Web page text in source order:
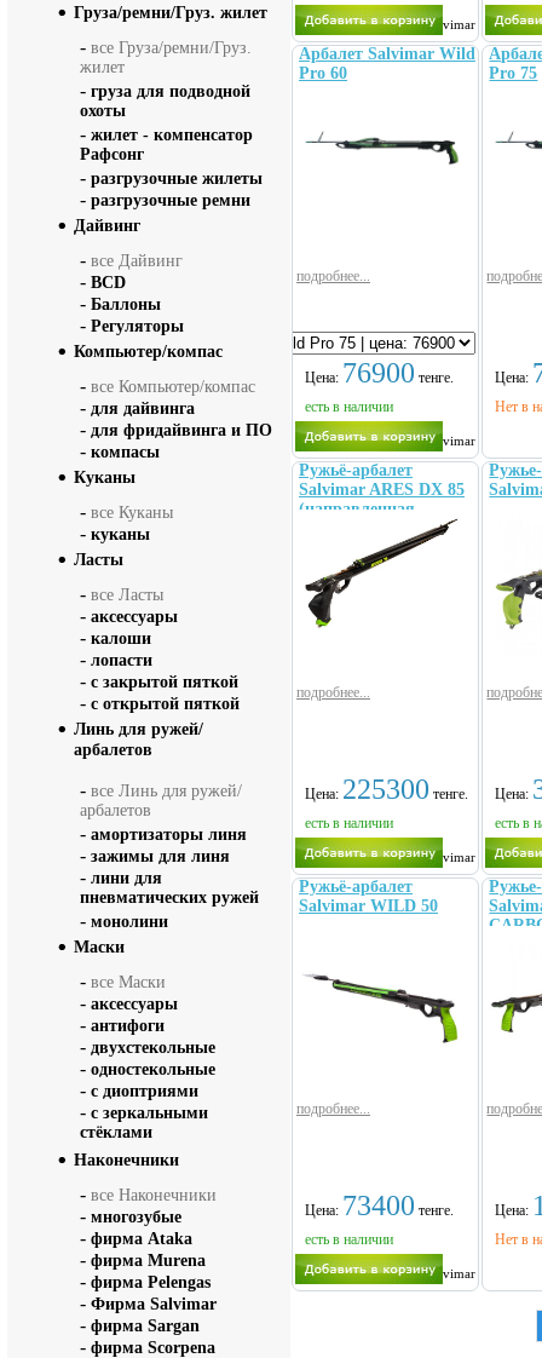
Salvimar
Арбалет Salvimar Wild
Pro 60
подробнее...
Salvimar
Цена: 76900 тенге.
есть в наличии
Pro 75
Цена:
Нет в
Ружьё-арбалет
Salvimar ARES DX 85
(направленная
рукоять под правую
подробнее...
Salvimar
Цена: 225300 тенге.
есть в наличии
Цена:
есть в
Ружьё-арбалет
Salvimar WILD 50
подробнее...
Salvimar
Цена: 73400 тенге.
есть в наличии
Цена:
Нет в
Груза/ремни/Груз. жилет
- все Груза/ремни/Груз.
жилет
- груза для подводной
охоты
- жилет - компенсатор
Рафсонг
- разгрузочные жилеты
- разгрузочные ремни
Дайвинг
- все Дайвинг
- BCD
- Баллоны
- Регуляторы
Компьютер/компас
- все Компьютер/компас
- для дайвинга
- для фридайвинга и ПО
- компасы
Куканы
- все Куканы
- куканы
Ласты
- все Ласты
- аксессуары
- калоши
- лопасти
- с закрытой пяткой
- с открытой пяткой
Линь для ружей/
арбалетов
- все Линь для ружей/
арбалетов
- амортизаторы линя
- зажимы для линя
- лини для
пневматических ружей
- монолини
Маски
- все Маски
- аксессуары
- антифоги
- двухстекольные
- одностекольные
- с диоптриями
- с зеркальными
стёклами
Наконечники
- все Наконечники
- многозубые
- фирма Ataka
- фирма Murena
- фирма Pelengas
- Фирма Salvimar
- фирма Sargan
- фирма Scorpena